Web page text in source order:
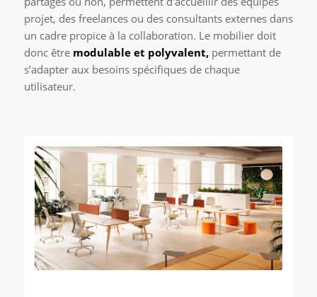
projet, des freelances ou des consultants externes dans
un cadre propice à la collaboration. Le mobilier doit
donc être modulable et polyvalent,permettant de
s’adapter aux besoins spécifiques de chaque
utilisateur.